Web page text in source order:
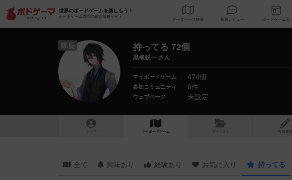
世界のボードゲームを楽しもう！
ボードゲーム専門の総合情報サイト
データベース 検索 新着レビュー
隊長 持ってる 72個
黒橡鋭一 さん
マイボードゲーム 474個
参加コミュニティ 0件
ウェブページ 未設定
トップ マイボードゲーム マイリスト 投稿履歴
全て 興味あり 経験あり お気に入り 持ってる